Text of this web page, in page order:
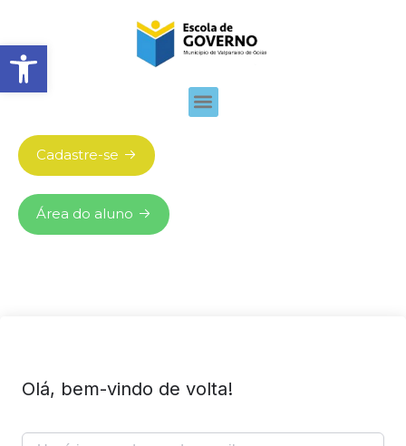
Abrir barra de ferramentas
Cadastre-se
Área do aluno
Olá, bem-vindo de volta!